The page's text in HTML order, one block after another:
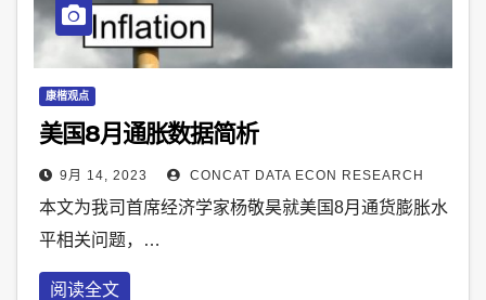
康楷观点
美国8月通胀数据简析
9月 14, 2023 CONCAT DATA ECON RESEARCH
本文为我司首席经济学家杨敬昊就美国8月通货膨胀水
平相关问题，…
阅读全文